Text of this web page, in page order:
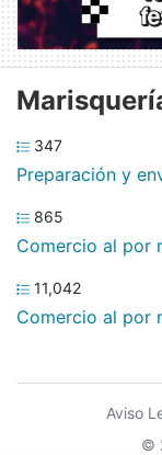
347
Preparación y
865
Comercio al por
11,042
Comercio al por
Aviso
©